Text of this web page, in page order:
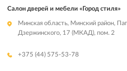
Салон дверей и мебели «Город стиля»
Минская область, Минский район,
Дзержинского, 17 (МКАД), пом. 2
+375 (44) 575-53-78